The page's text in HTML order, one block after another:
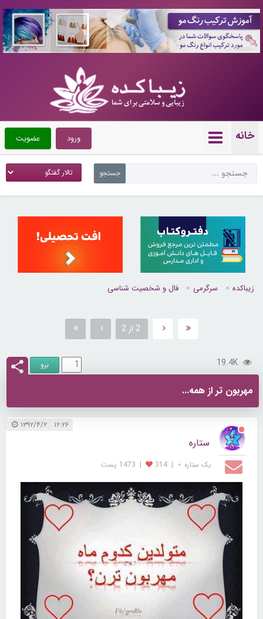
10088644
خانه عضویت ورود
زیباکده سرگرمی فال و شخصیت شناسی
2 از 2
19.4K
مهربون تر از همه...
۱۲:۲۶ ۱۳۹۲/۴/۲
ستاره
یک ستاره ⋆ |
314
| 1473 پست